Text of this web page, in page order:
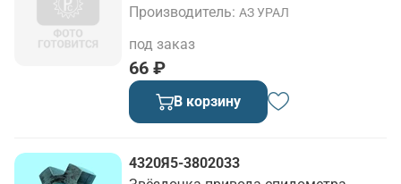
Производитель АЗ УРАЛ
66 ₽
под заказ
В корзину
4320Я5-3802033